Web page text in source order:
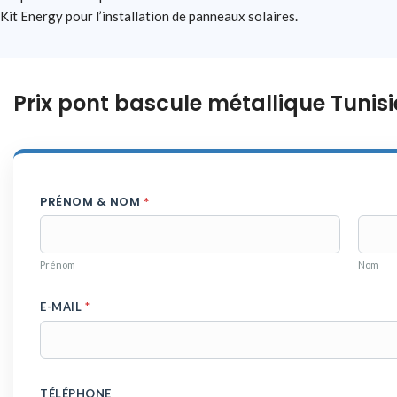
Kit Energy pour l’installation de panneaux solaires.
Prix pont bascule métallique
PRÉNOM & NOM *
Prénom Nom
E-MAIL *
TÉLÉPHONE